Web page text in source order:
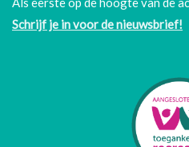
Schrijf je in voor de nieuwsbrief!